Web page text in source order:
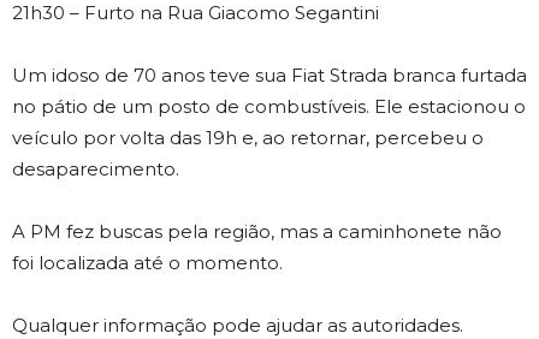
21h30 – Furto na Rua Giacomo Segantini
Um idoso de 70 anos teve sua Fiat Strada branca furtada
no pátio de um posto de combustíveis. Ele estacionou o
veículo por volta das 19h e, ao retornar, percebeu o
desaparecimento.
A PM fez buscas pela região, mas a caminhonete não
foi localizada até o momento.
Qualquer informação pode ajudar as autoridades.